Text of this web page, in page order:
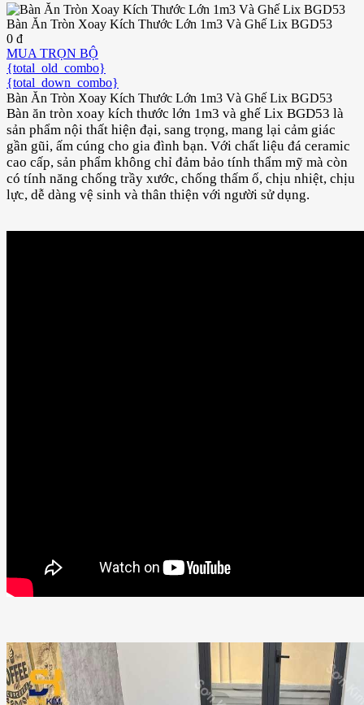
Bàn Ăn Tròn Xoay Kích Thước Lớn 1m3 Và Ghế Lix BGD53
0 đ
MUA TRỌN BỘ
{total_old_combo}
{total_down_combo}
Bàn Ăn Tròn Xoay Kích Thước Lớn 1m3 Và Ghế Lix BGD53
Bàn ăn tròn xoay kích thước lớn 1m3 và ghế Lix BGD53 là
sản phẩm nội thất hiện đại, sang trọng, mang lại cảm giác
gần gũi, ấm cúng cho gia đình bạn. Với chất liệu đá ceramic
cao cấp, sản phẩm không chỉ đảm bảo tính thẩm mỹ mà còn
có tính năng chống trầy xước, chống thấm ố, chịu nhiệt, chịu
lực, dễ dàng vệ sinh và thân thiện với người sử dụng.